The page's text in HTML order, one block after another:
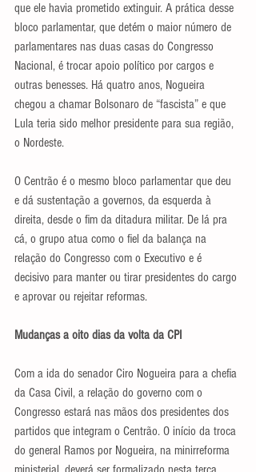
que ele havia prometido extinguir. A prática desse
bloco parlamentar, que detém o maior número de
parlamentares nas duas casas do Congresso
Nacional, é trocar apoio político por cargos e
outras benesses. Há quatro anos, Nogueira
chegou a chamar Bolsonaro de “fascista” e que
Lula teria sido melhor presidente para sua região,
o Nordeste.
O Centrão é o mesmo bloco parlamentar que deu
e dá sustentação a governos, da esquerda à
direita, desde o fim da ditadura militar. De lá pra
cá, o grupo atua como o fiel da balança na
relação do Congresso com o Executivo e é
decisivo para manter ou tirar presidentes do cargo
e aprovar ou rejeitar reformas.
Mudanças a oito dias da volta da CPI
Com a ida do senador Ciro Nogueira para a chefia
da Casa Civil, a relação do governo com o
Congresso estará nas mãos dos presidentes dos
partidos que integram o Centrão. O início da troca
do general Ramos por Nogueira, na minirreforma